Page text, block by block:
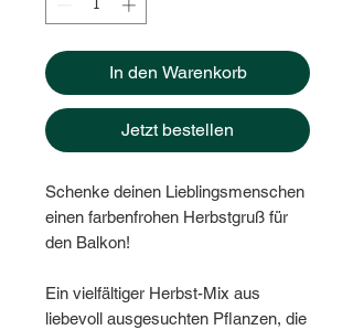
In den Warenkorb
Jetzt bestellen
Schenke deinen Lieblingsmenschen
einen farbenfrohen Herbstgruß für
den Balkon!
Ein vielfältiger Herbst-Mix aus
liebevoll ausgesuchten Pflanzen, die